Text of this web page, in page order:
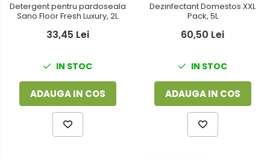
Detergent pentru pardoseala
Sano Floor Fresh Luxury, 2L
33,45 Lei
IN STOC
ADAUGA IN COS
Dezinfectant Domestos XXL
Pack, 5L
60,50 Lei
IN STOC
ADAUGA IN COS